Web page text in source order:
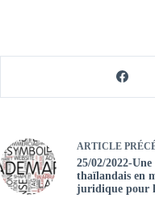
ARTICLE
25/02/2022-
thaïlandais en
juridique pour